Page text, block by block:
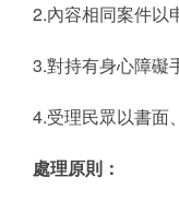
2.內容相同案件以
3.對持有身心障礙
4.受理民眾以書面
處理原則：